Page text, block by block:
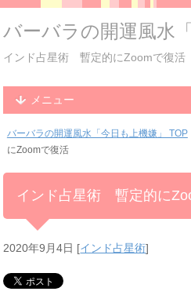
バーバラの開運風水
インド占星術 暫定的にZoomで復活
メニュー
バーバラの開運風水「今日も上機嫌」 TOP
にZoomで復活
インド占星術 暫定的に
2020年9月4日 [インド占星術]